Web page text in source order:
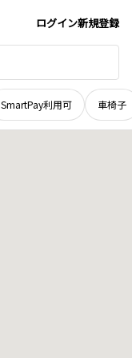
ログイン新規登録
SmartPay利用可 車椅子